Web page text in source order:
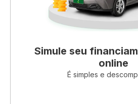
Simule seu
online
É simples e